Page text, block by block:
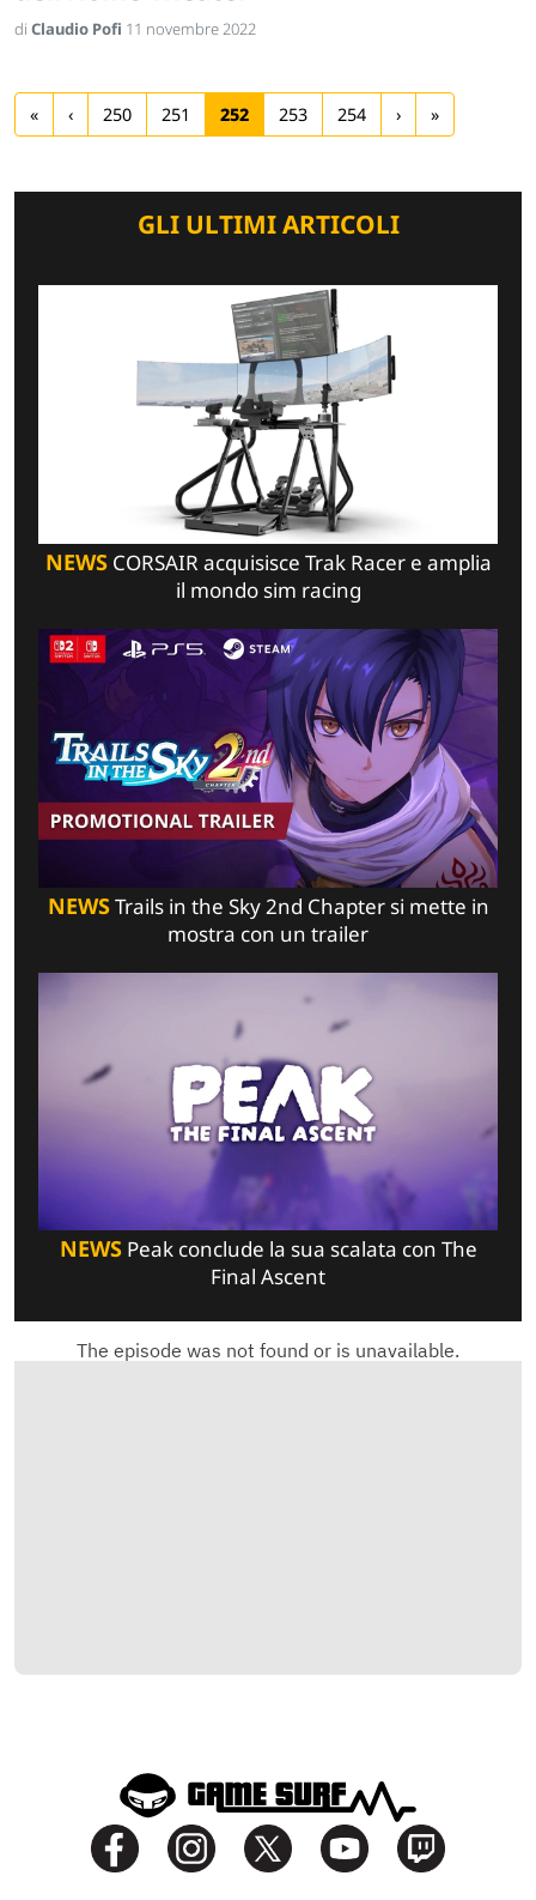
di Claudio Pofi 11 novembre 2022
« ‹ 250 251 252 253 254 › »
GLI ULTIMI ARTICOLI
NEWSCORSAIR acquisisce Trak Racer e amplia
il mondo sim racing
NEWSTrails in the Sky 2nd Chapter si mette in
mostra con un trailer
NEWSPeak conclude la sua scalata con The
Final Ascent